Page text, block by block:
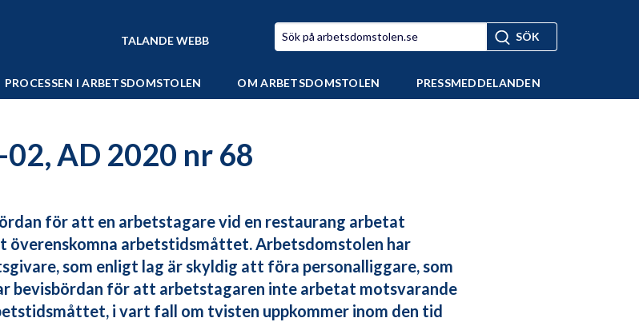
TALANDE WEBB
PROCESSEN I ARBETSDOMSTOLEN OM ARBETSDOMSTOLEN PRESSMEDDELANDEN
AD 2020 nr 68
för att en arbetstagare vid en restaurang arbetat
överenskomna arbetstidsmåttet. Arbetsdomstolen har
som enligt lag är skyldig att föra personalliggare, som
bevisbördan för att arbetstagaren inte arbetat motsvarande
i vart fall om tvisten uppkommer inom den tid